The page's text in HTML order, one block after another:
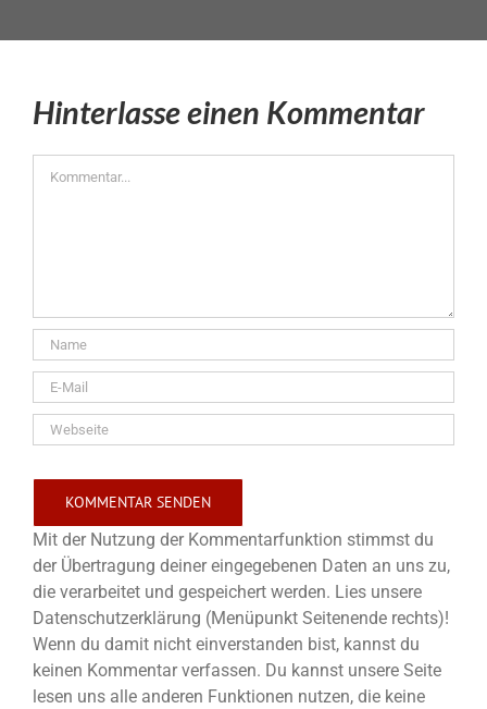
Hinterlasse einen Kommentar
Mit der Nutzung der Kommentarfunktion stimmst du
der Übertragung deiner eingegebenen Daten an uns zu,
die verarbeitet und gespeichert werden. Lies unsere
Datenschutzerklärung (Menüpunkt Seitenende rechts)!
Wenn du damit nicht einverstanden bist, kannst du
keinen Kommentar verfassen. Du kannst unsere Seite
lesen uns alle anderen Funktionen nutzen, die keine